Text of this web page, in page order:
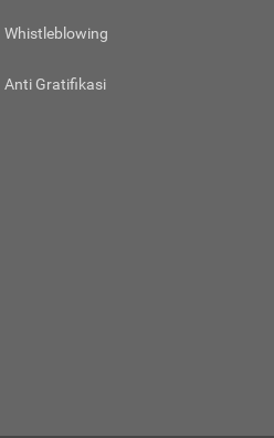
Whistleblowing
Anti Gratifikasi